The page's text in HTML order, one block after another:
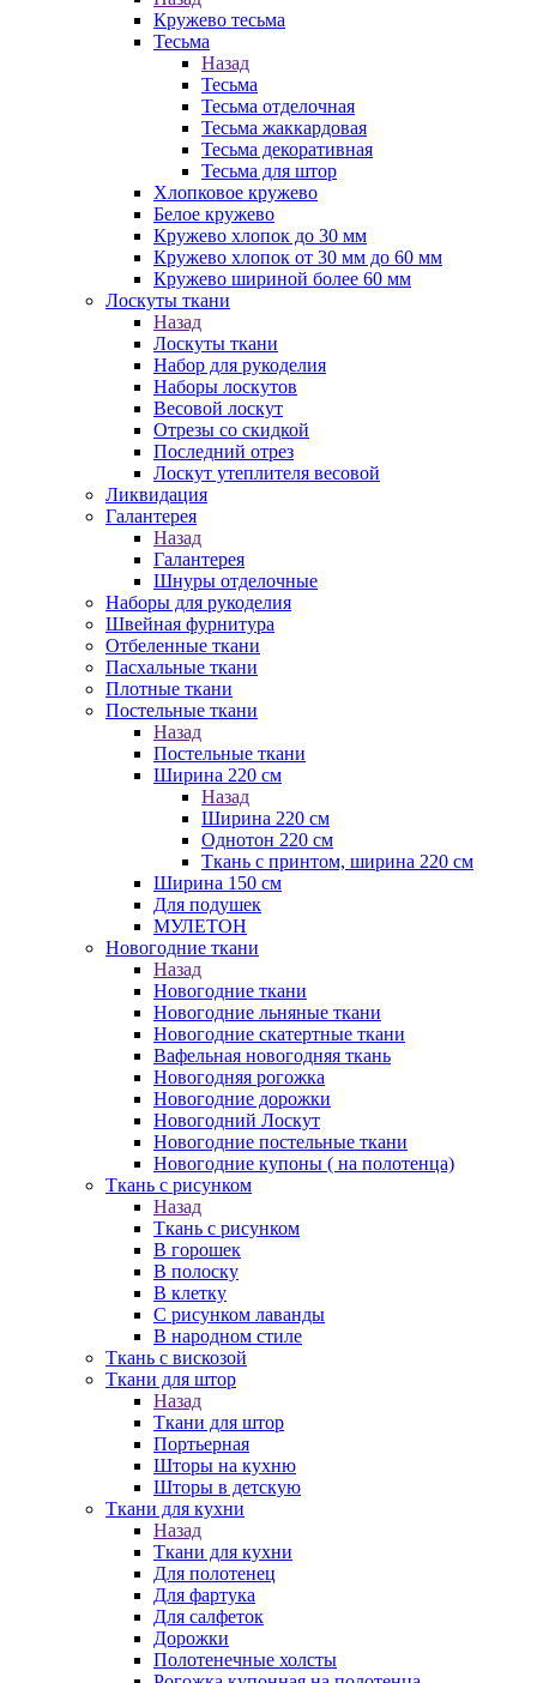
Кружево тесьма
Тесьма
Назад
Тесьма
Тесьма отделочная
Тесьма жаккардовая
Тесьма декоративная
Тесьма для штор
Хлопковое кружево
Белое кружево
Кружево хлопок до 30 мм
Кружево хлопок от 30 мм до 60 мм
Кружево шириной более 60 мм
Лоскуты ткани
Назад
Лоскуты ткани
Набор для рукоделия
Наборы лоскутов
Весовой лоскут
Отрезы со скидкой
Последний отрез
Лоскут утеплителя весовой
Ликвидация
Галантерея
Назад
Галантерея
Шнуры отделочные
Наборы для рукоделия
Швейная фурнитура
Отбеленные ткани
Пасхальные ткани
Плотные ткани
Постельные ткани
Назад
Постельные ткани
Ширина 220 см
Назад
Ширина 220 см
Однотон 220 см
Ткань с принтом, ширина 220 см
Ширина 150 см
Для подушек
МУЛЕТОН
Новогодние ткани
Назад
Новогодние ткани
Новогодние льняные ткани
Новогодние скатертные ткани
Вафельная новогодняя ткань
Новогодняя рогожка
Новогодние дорожки
Новогодний Лоскут
Новогодние постельные ткани
Новогодние купоны ( на полотенца)
Ткань с рисунком
Назад
Ткань с рисунком
В горошек
В полоску
В клетку
С рисунком лаванды
В народном стиле
Ткань с вискозой
Ткани для штор
Назад
Ткани для штор
Портьерная
Шторы на кухню
Шторы в детскую
Ткани для кухни
Назад
Ткани для кухни
Для полотенец
Для фартука
Для салфеток
Дорожки
Полотенечные холсты